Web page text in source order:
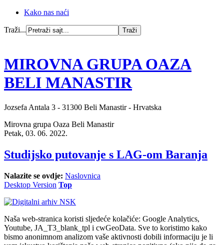
Kako nas naći
Traži...
MIROVNA GRUPA OAZA
BELI MANASTIR
Jozsefa Antala 3 - 31300 Beli Manastir - Hrvatska
Mirovna grupa Oaza Beli Manastir
Petak, 03. 06. 2022.
Studijsko putovanje s LAG-om Baranja
Nalazite se ovdje: Naslovnica
Desktop Version Top
Naša web-stranica koristi sljedeće kolačiće: Google Analytics,
Youtube, JA_T3_blank_tpl i cwGeoData. Sve to koristimo kako
bismo anonimnom analizom vaše aktivnosti dobili informaciju je li